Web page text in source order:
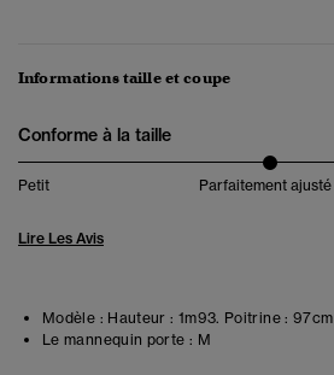
Informations taille et coupe
Conforme à la taille
Petit Parfaitement ajusté
Lire Les Avis
Modèle : Hauteur : 1m93. Poitrine : 97cm
Le mannequin porte : M